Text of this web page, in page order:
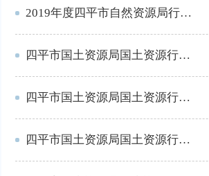
2019年度四平市自然资源局行政处罚典型案例（1）
四平市国土资源局国土资源行政处罚典型案例(4)
四平市国土资源局国土资源行政处罚典型案例(3)
四平市国土资源局国土资源行政处罚典型案例(2)